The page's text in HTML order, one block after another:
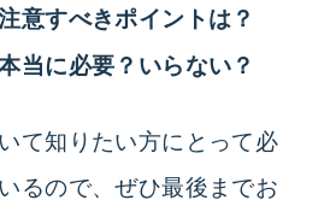
意すべきポイントは？
当に必要？いらない？
て知りたい方にとって必
るので、ぜひ最後までお